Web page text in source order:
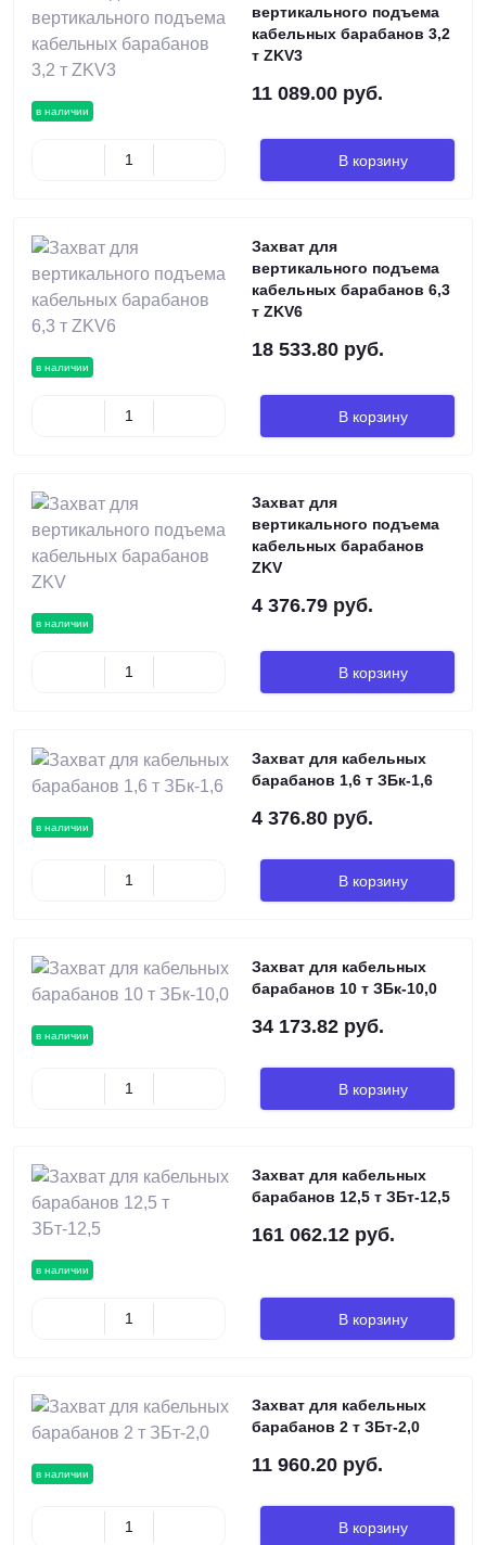
в наличии
вертикального подъема
кабельных барабанов 3,2
т ZKV3
11 089.00 руб.
В корзину
в наличии
Захват для
вертикального подъема
кабельных барабанов 6,3
т ZKV6
18 533.80 руб.
В корзину
в наличии
Захват для
вертикального подъема
кабельных барабанов
ZKV
4 376.79 руб.
В корзину
в наличии
Захват для кабельных
барабанов 1,6 т ЗБк-1,6
4 376.80 руб.
В корзину
в наличии
Захват для кабельных
барабанов 10 т ЗБк-10,0
34 173.82 руб.
В корзину
в наличии
Захват для кабельных
барабанов 12,5 т ЗБт-12,5
161 062.12 руб.
В корзину
в наличии
Захват для кабельных
барабанов 2 т ЗБт-2,0
11 960.20 руб.
В корзину